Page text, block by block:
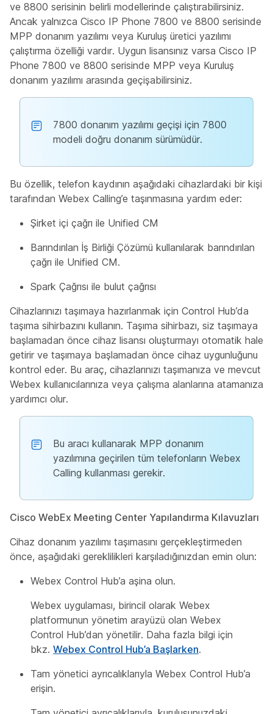
ve 8800 serisinin belirli modellerinde çalıştırabilirsiniz.
Ancak yalnızca Cisco IP Phone 7800 ve 8800 serisinde
MPP donanım yazılımı veya Kuruluş üretici yazılımı
çalıştırma özelliği vardır. Uygun lisansınız varsa Cisco IP
Phone 7800 ve 8800 serisinde MPP veya Kuruluş
donanım yazılımı arasında geçişabilirsiniz.
7800 donanım yazılımı geçişi için 7800
modeli doğru donanım sürümüdür.
Bu özellik, telefon kaydının aşağıdaki cihazlardaki bir kişi
tarafından Webex Calling’e taşınmasına yardım eder:
Şirket içi çağrı ile Unified CM
Barındırılan İş Birliği Çözümü kullanılarak barındırılan
çağrı ile Unified CM.
Spark Çağrısı ile bulut çağrısı
Cihazlarınızı taşımaya hazırlanmak için Control Hub’da
taşıma sihirbazını kullanın. Taşıma sihirbazı, siz taşımaya
başlamadan önce cihaz lisansı oluşturmayı otomatik hale
getirir ve taşımaya başlamadan önce cihaz uygunluğunu
kontrol eder. Bu araç, cihazlarınızı taşımanıza ve mevcut
Webex kullanıcılarınıza veya çalışma alanlarına atamanıza
yardımcı olur.
Bu aracı kullanarak MPP donanım
yazılımına geçirilen tüm telefonların Webex
Calling kullanması gerekir.
Cisco WebEx Meeting Center Yapılandırma Kılavuzları
Cihaz donanım yazılımı taşımasını gerçekleştirmeden
önce, aşağıdaki gereklilikleri karşıladığınızdan emin olun:
Webex Control Hub’a aşina olun.
Webex uygulaması, birincil olarak Webex
platformunun yönetim arayüzü olan Webex
Control Hub’dan yönetilir. Daha fazla bilgi için
bkz. Webex Control Hub’a Başlarken.
Tam yönetici ayrıcalıklarıyla Webex Control Hub’a
erişin.